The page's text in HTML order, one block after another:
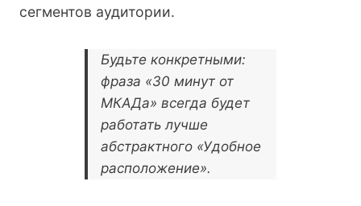
сегментов аудитории.
Будьте конкретными:
фраза «30 минут от
МКАДа» всегда будет
работать лучше
абстрактного «Удобное
расположение».